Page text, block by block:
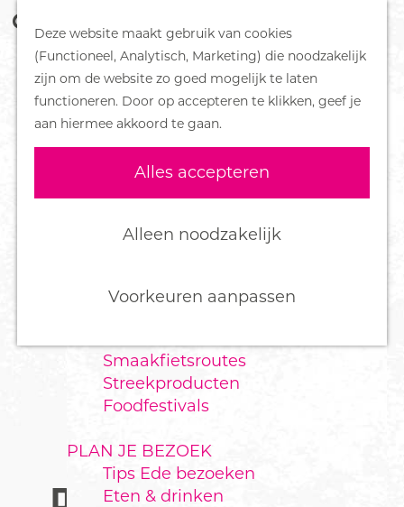
Deze website maakt gebruik van cookies
(Functioneel, Analytisch, Marketing) die noodzakelijk
zijn om de website zo goed mogelijk te laten
functioneren. Door op accepteren te klikken, geef je
aan hiermee akkoord te gaan.
Alles accepteren
Alleen noodzakelijk
Voorkeuren aanpassen
a
o
e
k
e
n
M
e
n
u
DORPEN
Bennekom
De Klomp
Deelen
Ederveen
Harskamp
Hoenderloo
Wekerom
Smaakfietsroutes
Streekproducten
Foodfestivals
PLAN JE BEZOEK
Tips Ede bezoeken
Eten & drinken